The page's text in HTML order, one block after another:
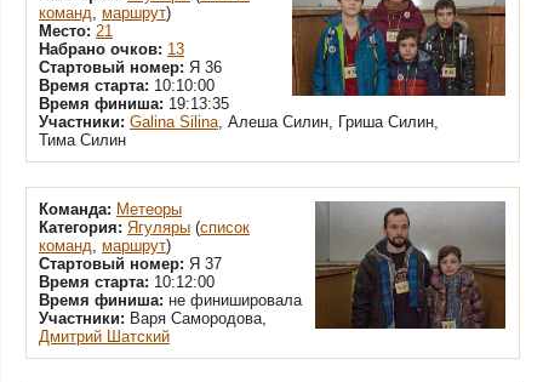
команд, маршрут)
Место: 21
Набрано очков: 13
Стартовый номер: Я 36
Время старта: 10:10:00
Время финиша: 19:13:35
Участники: Galina Silina, Алеша Силин, Гриша Силин,
Тима Силин
Команда: Метеоры
Категория: Ягуляры (список
команд, маршрут)
Стартовый номер: Я 37
Время старта: 10:12:00
Время финиша: не финишировала
Участники: Варя Самородова,
Дмитрий Шатский